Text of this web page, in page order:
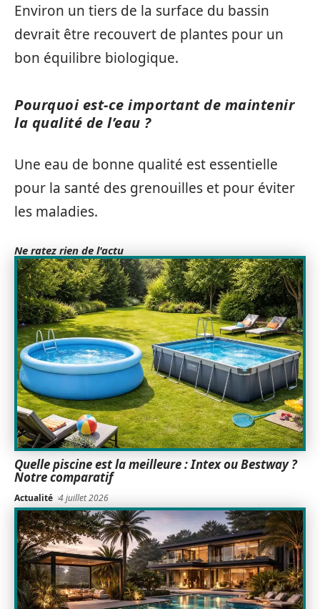
Environ un tiers de la surface du bassin
devrait être recouvert de plantes pour un
bon équilibre biologique.
Pourquoi est-ce important de maintenir
la qualité de l’eau ?
Une eau de bonne qualité est essentielle
pour la santé des grenouilles et pour éviter
les maladies.
Ne ratez rien de l'actu
Quelle piscine est la meilleure : Intex ou Bestway ?
Notre comparatif
Actualité 4 juillet 2026